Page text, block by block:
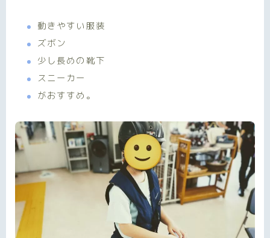
動きやすい服装
ズボン
少し長めの靴下
スニーカー
がおすすめ。